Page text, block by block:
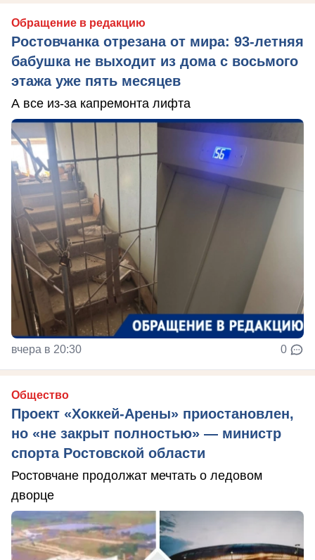
Обращение в редакцию
Ростовчанка отрезана от мира: 93-летняя
бабушка не выходит из дома с восьмого
этажа уже пять месяцев
А все из-за капремонта лифта
вчера в 20:30 0
Общество
Проект «Хоккей-Арены» приостановлен,
но «не закрыт полностью» — министр
спорта Ростовской области
Ростовчане продолжат мечтать о ледовом
дворце